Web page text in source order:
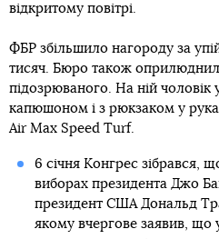
відкритому повітрі.
ФБР збільшило нагороду за
тисяч. Бюро також
підозрюваного. На ній чоловік
капюшоном і з рюкзаком у
Air Max Speed ​​Turf.
6 січня Конгрес зібрався,
виборах президента Джо
президент США Дональд
якому вчергове заявив, що